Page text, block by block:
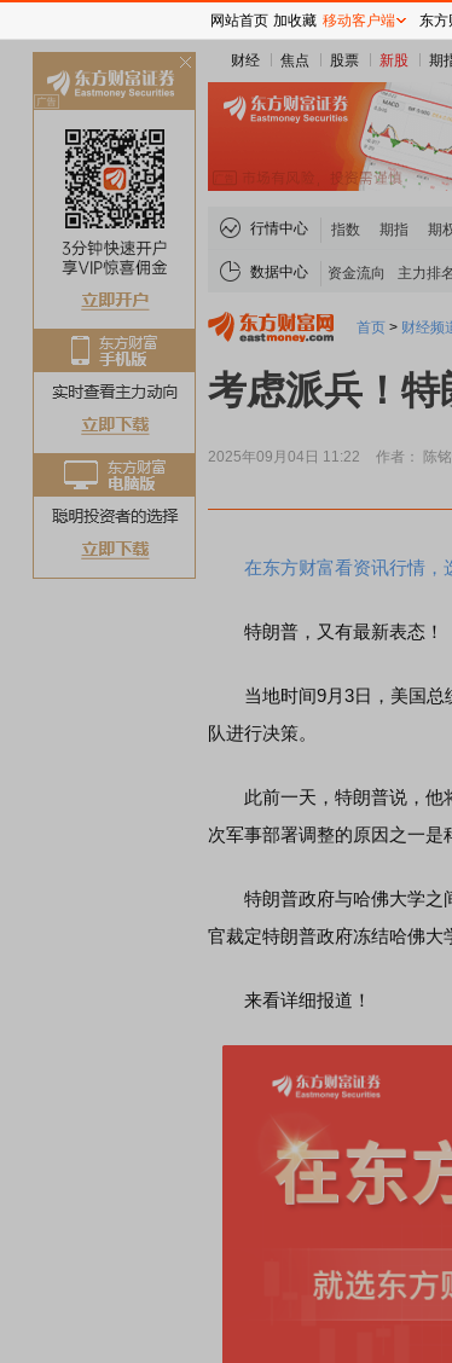
财经 焦点 股票 新股 期
行情中心 指数 期指 期
数据中心 资金流向 主力排名
首页 > 财经频
考虑派兵！特
2025年09月04日 11:22 作者： 陈铭
在东方财富看资讯行情，
特朗普，又有最新表态！
当地时间9月3日，美国总统
队进行决策。
此前一天，特朗普说，他将
次军事部署调整的原因之一是
特朗普政府与哈佛大学之间
官裁定特朗普政府冻结哈佛大
来看详细报道！
网站首页 加收藏 移动客户端 东方
关